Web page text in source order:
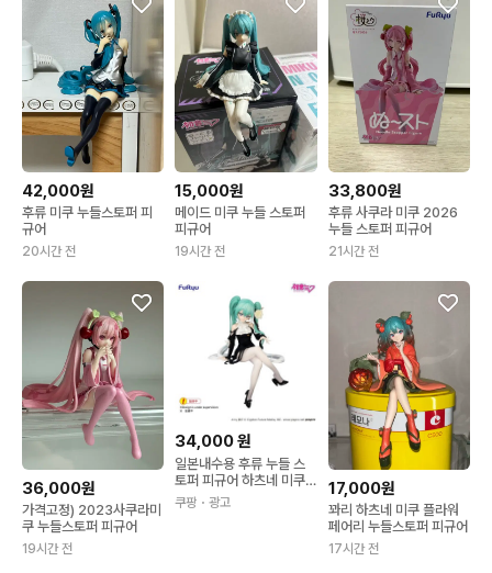
42,000원
후류 미쿠 누들스토퍼 피
규어
20시간 전
15,000원
메이드 미쿠 누들 스토퍼
피규어
19시간 전
33,800원
후류 사쿠라 미쿠 2026
누들 스토퍼 피규어
21시간 전
36,000원
가격고정) 2023사쿠라미
쿠 누들스토퍼 피규어
19시간 전
34,000원
일본내수용 후류 누들 스
토퍼 피규어 하츠네 미쿠 F
lower Fairy 화이트 로즈
1개
쿠팡 ・광고
17,000원
꽈리 하츠네 미쿠 플라워
페어리 누들스토퍼 피규어
17시간 전